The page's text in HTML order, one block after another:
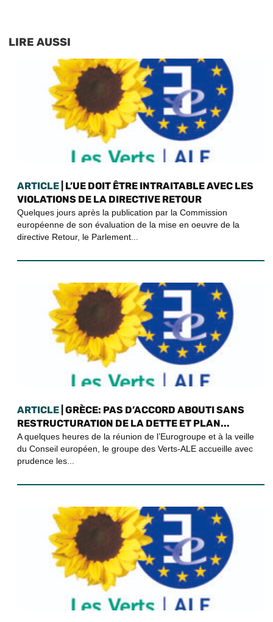
LIRE AUSSI
ARTICLE | L’UE DOIT ÊTRE INTRAITABLE AVEC LES
VIOLATIONS DE LA DIRECTIVE RETOUR
Quelques jours après la publication par la Commission
européenne de son évaluation de la mise en oeuvre de la
directive Retour, le Parlement...
ARTICLE | GRÈCE: PAS D’ACCORD ABOUTI SANS
RESTRUCTURATION DE LA DETTE ET PLAN...
A quelques heures de la réunion de l’Eurogroupe et à la veille
du Conseil européen, le groupe des Verts-ALE accueille avec
prudence les...